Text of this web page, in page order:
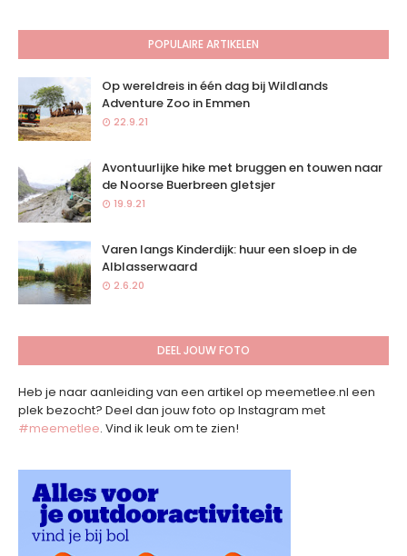
POPULAIRE ARTIKELEN
Op wereldreis in één dag bij Wildlands
Adventure Zoo in Emmen
22.9.21
Avontuurlijke hike met bruggen en touwen naar
de Noorse Buerbreen gletsjer
19.9.21
Varen langs Kinderdijk: huur een sloep in de
Alblasserwaard
2.6.20
DEEL JOUW FOTO
Heb je naar aanleiding van een artikel op meemetlee.nl een
plek bezocht? Deel dan jouw foto op Instagram met
#meemetlee. Vind ik leuk om te zien!